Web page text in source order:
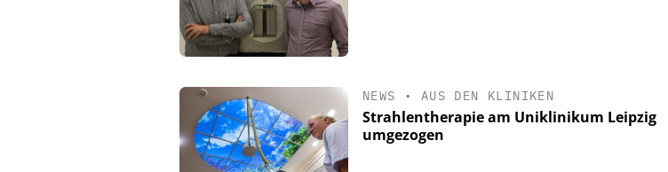
NEWS • AUS DEN KLINIKEN
Strahlentherapie am Uniklinikum Leipzig
umgezogen